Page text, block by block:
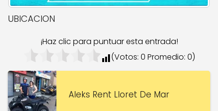
UBICACION
¡Haz clic para puntuar esta entrada!
(Votos: 0 Promedio: 0)
Aleks Rent Lloret De Mar